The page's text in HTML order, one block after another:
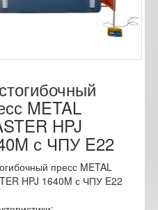
METAL
HPJ
с ЧПУ E22
пресс METAL
HPJ 1640M с ЧПУ E22